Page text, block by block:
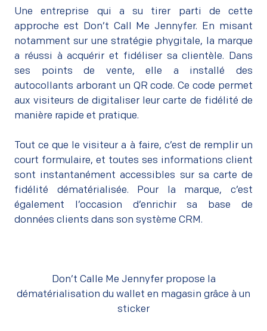
Une entreprise qui a su tirer parti de cette
approche est Don’t Call Me Jennyfer. En misant
notamment sur une stratégie phygitale, la marque
a réussi à acquérir et fidéliser sa clientèle. Dans
ses points de vente, elle a installé des
autocollants arborant un QR code. Ce code permet
aux visiteurs de digitaliser leur carte de fidélité de
manière rapide et pratique.
Tout ce que le visiteur a à faire, c’est de remplir un
court formulaire, et toutes ses informations client
sont instantanément accessibles sur sa carte de
fidélité dématérialisée. Pour la marque, c’est
également l’occasion d’enrichir sa base de
données clients dans son système CRM.
Don’t Calle Me Jennyfer propose la
dématérialisation du wallet en magasin grâce à un
sticker